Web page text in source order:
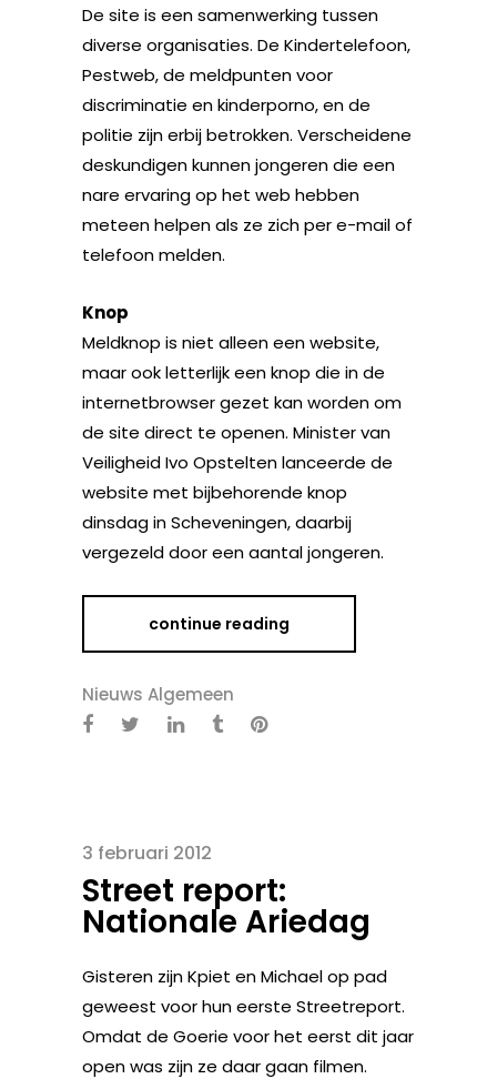
De site is een samenwerking tussen
diverse organisaties. De Kindertelefoon,
Pestweb, de meldpunten voor
discriminatie en kinderporno, en de
politie zijn erbij betrokken. Verscheidene
deskundigen kunnen jongeren die een
nare ervaring op het web hebben
meteen helpen als ze zich per e-mail of
telefoon melden.
Knop
Meldknop is niet alleen een website,
maar ook letterlijk een knop die in de
internetbrowser gezet kan worden om
de site direct te openen. Minister van
Veiligheid Ivo Opstelten lanceerde de
website met bijbehorende knop
dinsdag in Scheveningen, daarbij
vergezeld door een aantal jongeren.
continue reading
Nieuws Algemeen
3 februari 2012
Street report:
Nationale Ariedag
Gisteren zijn Kpiet en Michael op pad
geweest voor hun eerste Streetreport.
Omdat de Goerie voor het eerst dit jaar
open was zijn ze daar gaan filmen.